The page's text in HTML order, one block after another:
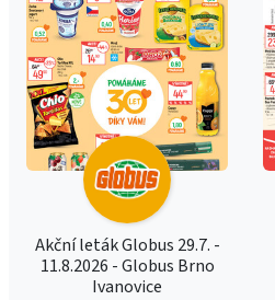
Akční leták Globus 29.7. -
11.8.2026 - Globus Brno
Ivanovice